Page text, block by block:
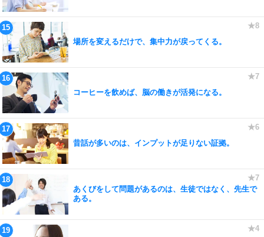
場所を変えるだけで、集中力が戻ってくる。
コーヒーを飲めば、脳の働きが活発になる。
昔話が多いのは、インプットが足りない証拠。
あくびをして問題があるのは、生徒ではなく、先生で
ある。